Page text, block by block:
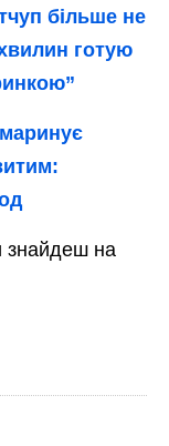
більше не
готую
знайдеш на